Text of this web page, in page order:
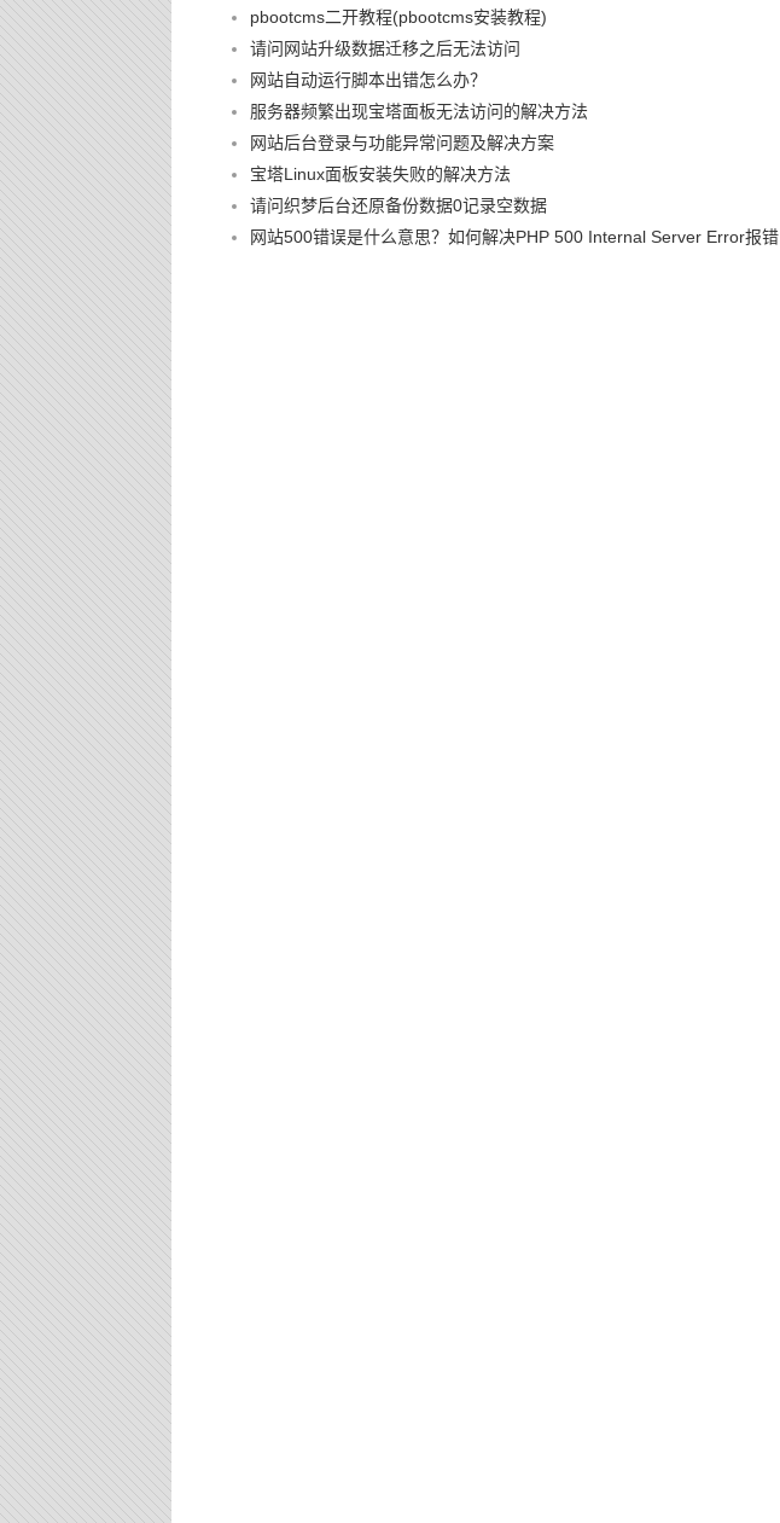
pbootcms二开教程(pbootcms安装教程)
请问网站升级数据迁移之后无法访问
网站自动运行脚本出错怎么办？
服务器频繁出现宝塔面板无法访问的解决方法
网站后台登录与功能异常问题及解决方案
宝塔Linux面板安装失败的解决方法
请问织梦后台还原备份数据0记录空数据
网站500错误是什么意思？如何解决PHP 500 Internal Server Error报错